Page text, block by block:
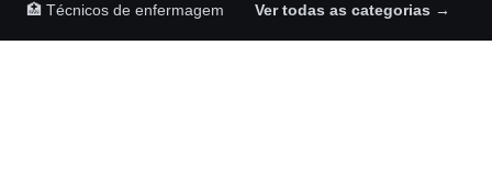
🏥 Técnicos de enfermagem
Ver todas as categorias →